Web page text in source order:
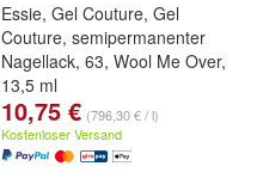
Essie, Gel Couture, Gel
Couture, semipermanenter
Nagellack, 63, Wool Me Over,
13,5 ml
10,75 € (796,30 € / l)
Kostenloser Versand